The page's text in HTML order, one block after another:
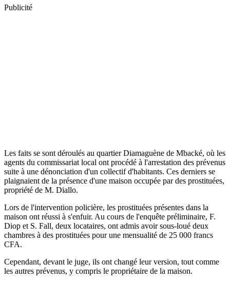
Publicité
Les faits se sont déroulés au quartier Diamaguène de Mbacké, où les
agents du commissariat local ont procédé à l'arrestation des prévenus
suite à une dénonciation d'un collectif d'habitants. Ces derniers se
plaignaient de la présence d'une maison occupée par des prostituées,
propriété de M. Diallo.
Lors de l'intervention policière, les prostituées présentes dans la
maison ont réussi à s'enfuir. Au cours de l'enquête préliminaire, F.
Diop et S. Fall, deux locataires, ont admis avoir sous-loué deux
chambres à des prostituées pour une mensualité de 25 000 francs
CFA.
Cependant, devant le juge, ils ont changé leur version, tout comme
les autres prévenus, y compris le propriétaire de la maison.